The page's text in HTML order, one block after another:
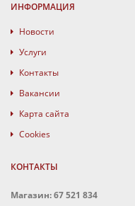
ИНФОРМАЦИЯ
Новости
Услуги
Контакты
Вакансии
Карта сайта
Cookies
КОНТАКТЫ
Магазин: 67 521 834